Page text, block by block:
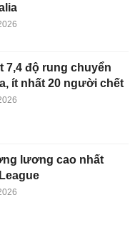
7,4 độ rung chuyển
ít nhất 20 người chết
lương cao nhất